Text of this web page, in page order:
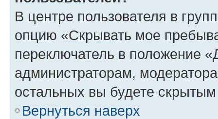
В центре пользователя в
опцию «Скрывать мое
переключатель в положение
администраторам,
остальных вы будете
Вернуться наверх